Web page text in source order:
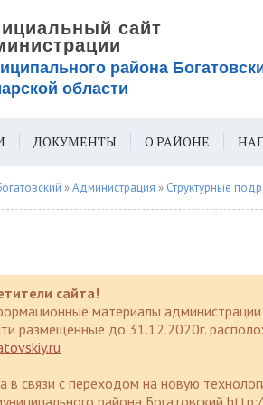
ДОКУМЕНТЫ О РАЙОНЕ
ДЛЯ СЛАБОВИДЯЩИХ
»Администрация » Структурные
сайта!
материалы администрации
размещенные до 31.12.2020г.
в связи с переходом на новую
района Богатовский